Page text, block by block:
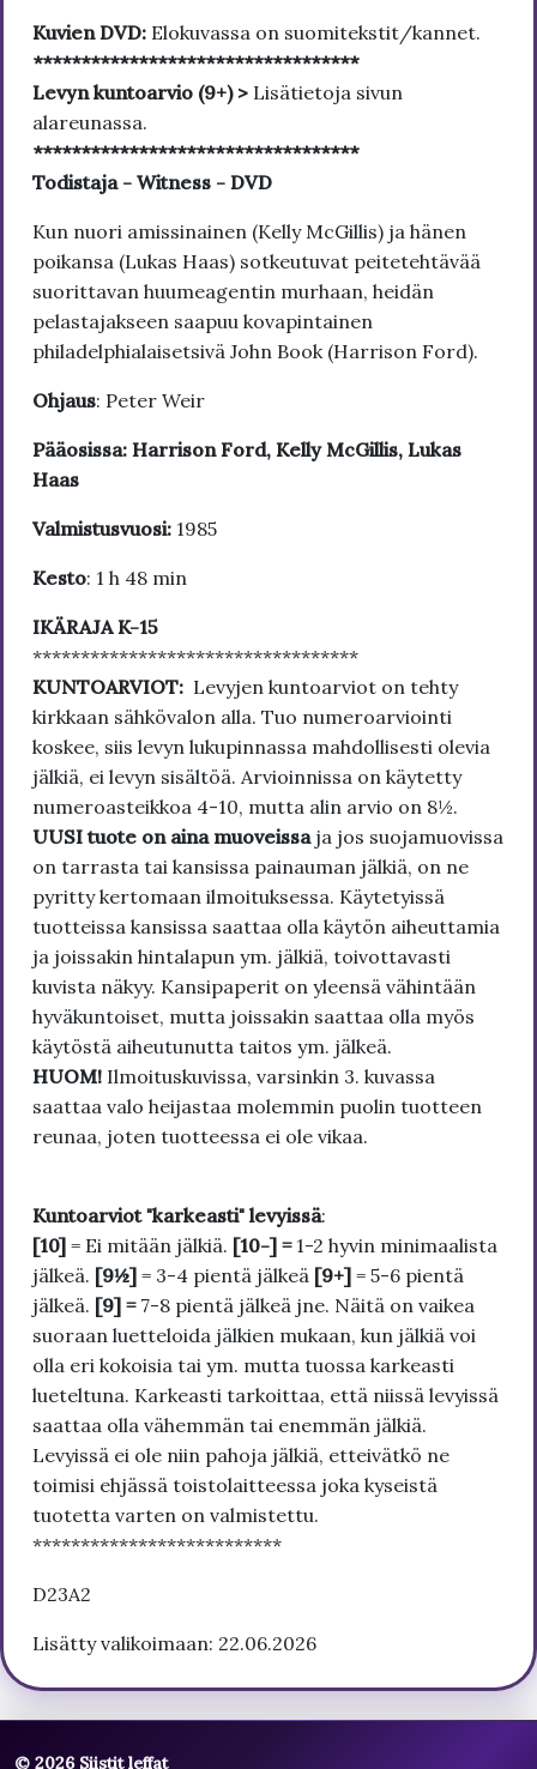
Kuvien DVD: Elokuvassa on suomitekstit/kannet.
**********************************
Levyn kuntoarvio (9+) > Lisätietoja sivun
alareunassa.
**********************************
Todistaja - Witness - DVD
Kun nuori amissinainen (Kelly McGillis) ja hänen
poikansa (Lukas Haas) sotkeutuvat peitetehtävää
suorittavan huumeagentin murhaan, heidän
pelastajakseen saapuu kovapintainen
philadelphialaisetsivä John Book (Harrison Ford).
Ohjaus: Peter Weir
Pääosissa: Harrison Ford, Kelly McGillis, Lukas
Haas
Valmistusvuosi: 1985
Kesto: 1 h 48 min
IKÄRAJA K-15
**********************************
KUNTOARVIOT: Levyjen kuntoarviot on tehty
kirkkaan sähkövalon alla. Tuo numeroarviointi
koskee, siis levyn lukupinnassa mahdollisesti olevia
jälkiä, ei levyn sisältöä. Arvioinnissa on käytetty
numeroasteikkoa 4-10, mutta alin arvio on 8½.
UUSI tuote on aina muoveissa ja jos suojamuovissa
on tarrasta tai kansissa painauman jälkiä, on ne
pyritty kertomaan ilmoituksessa. Käytetyissä
tuotteissa kansissa saattaa olla käytön aiheuttamia
ja joissakin hintalapun ym. jälkiä, toivottavasti
kuvista näkyy. Kansipaperit on yleensä vähintään
hyväkuntoiset, mutta joissakin saattaa olla myös
käytöstä aiheutunutta taitos ym. jälkeä.
HUOM! Ilmoituskuvissa, varsinkin 3. kuvassa
saattaa valo heijastaa molemmin puolin tuotteen
reunaa, joten tuotteessa ei ole vikaa.
Kuntoarviot "karkeasti" levyissä:
[10] = Ei mitään jälkiä. [10-] = 1-2 hyvin minimaalista
jälkeä. [9½] = 3-4 pientä jälkeä [9+] = 5-6 pientä
jälkeä. [9] = 7-8 pientä jälkeä jne. Näitä on vaikea
suoraan luetteloida jälkien mukaan, kun jälkiä voi
olla eri kokoisia tai ym. mutta tuossa karkeasti
lueteltuna. Karkeasti tarkoittaa, että niissä levyissä
saattaa olla vähemmän tai enemmän jälkiä.
Levyissä ei ole niin pahoja jälkiä, etteivätkö ne
toimisi ehjässä toistolaitteessa joka kyseistä
tuotetta varten on valmistettu.
**************************
D23A2
Lisätty valikoimaan: 22.06.2026
© 2026 Siistit leffat